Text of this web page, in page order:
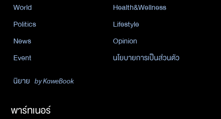
World
Health&Wellness
Politics
Lifestyle
News
Opinion
Event
นโยบายการเป็นส่วนตัว
นิยาย by KaweBook
พาร์ทเนอร์